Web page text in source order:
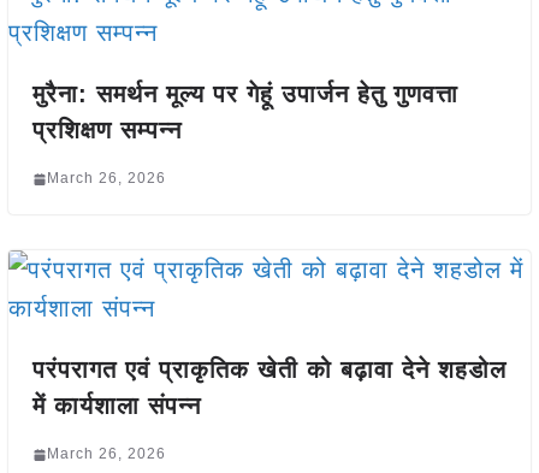
मुरैना: समर्थन मूल्य पर गेहूं उपार्जन हेतु गुणवत्ता
प्रशिक्षण सम्पन्न
March 26, 2026
परंपरागत एवं प्राकृतिक खेती को बढ़ावा देने शहडोल
में कार्यशाला संपन्न
March 26, 2026